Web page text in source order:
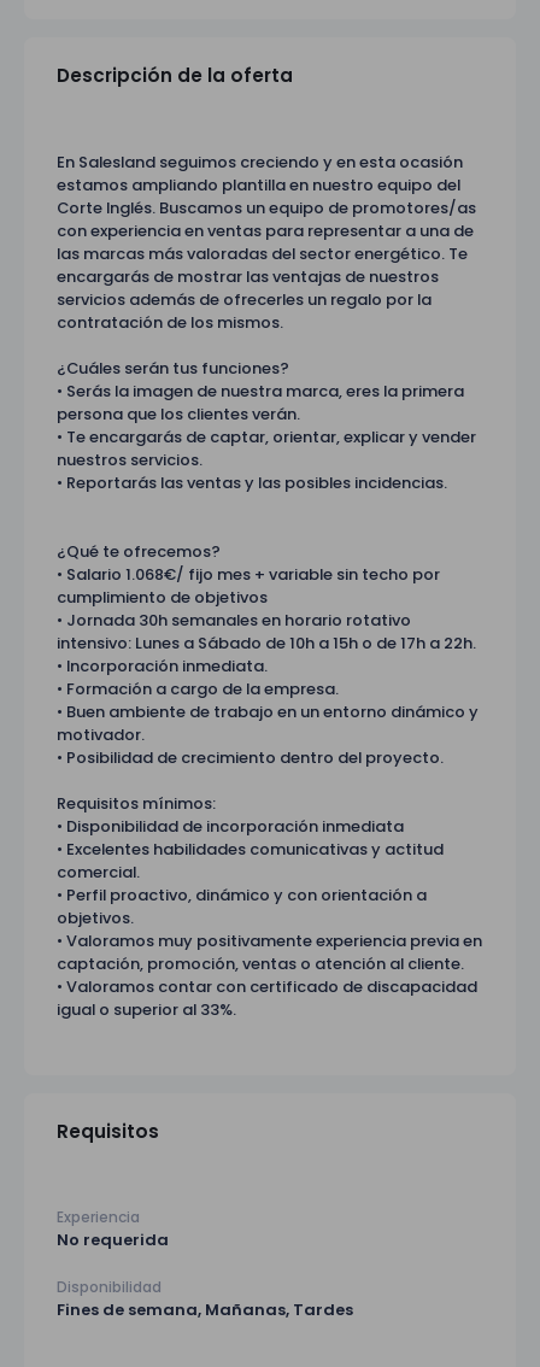
Descripción de la oferta
En Salesland seguimos creciendo y en esta ocasión
estamos ampliando plantilla en nuestro equipo del
Corte Inglés. Buscamos un equipo de promotores/as
con experiencia en ventas para representar a una de
las marcas más valoradas del sector energético. Te
encargarás de mostrar las ventajas de nuestros
servicios además de ofrecerles un regalo por la
contratación de los mismos.
¿Cuáles serán tus funciones?
• Serás la imagen de nuestra marca, eres la primera
persona que los clientes verán.
• Te encargarás de captar, orientar, explicar y vender
nuestros servicios.
• Reportarás las ventas y las posibles incidencias.
¿Qué te ofrecemos?
• Salario 1.068€/ fijo mes + variable sin techo por
cumplimiento de objetivos
• Jornada 30h semanales en horario rotativo
intensivo: Lunes a Sábado de 10h a 15h o de 17h a 22h.
• Incorporación inmediata.
• Formación a cargo de la empresa.
• Buen ambiente de trabajo en un entorno dinámico y
motivador.
• Posibilidad de crecimiento dentro del proyecto.
Requisitos mínimos:
• Disponibilidad de incorporación inmediata
• Excelentes habilidades comunicativas y actitud
comercial.
• Perfil proactivo, dinámico y con orientación a
objetivos.
• Valoramos muy positivamente experiencia previa en
captación, promoción, ventas o atención al cliente.
• Valoramos contar con certificado de discapacidad
igual o superior al 33%.
Requisitos
Experiencia
No requerida
Disponibilidad
Fines de semana, Mañanas, Tardes